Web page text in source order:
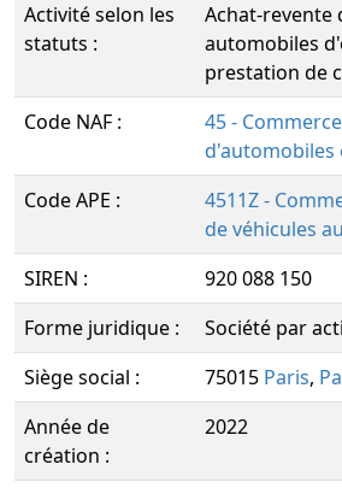
Activité selon les
statuts :
Achat-revente
automobiles
prestation de
Code NAF :
45 -
d'automobiles
Code APE :
4511Z -
de véhicules
SIREN :
920 088 150
Forme juridique :
Société par
Siège social :
75015 Paris,
Année de
création :
2022